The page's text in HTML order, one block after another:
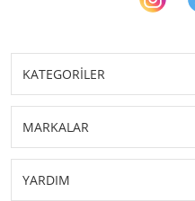
KATEGORİLER
MARKALAR
YARDIM